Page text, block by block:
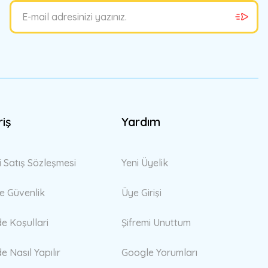
Sözleşmesi
Güvenlik
Koşullari
Nasıl Yapılır
Yardım
Yeni Üyelik
Üye Girişi
Şifremi Unuttum
Google Yorumları